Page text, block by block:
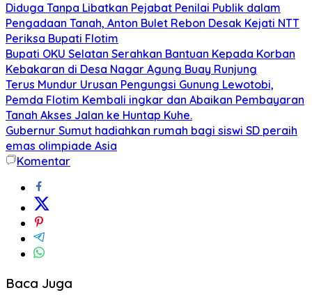
Diduga Tanpa Libatkan Pejabat Penilai Publik dalam
Pengadaan Tanah, Anton Bulet Rebon Desak Kejati NTT
Periksa Bupati Flotim
Bupati OKU Selatan Serahkan Bantuan Kepada Korban
Kebakaran di Desa Nagar Agung Buay Runjung
Terus Mundur Urusan Pengungsi Gunung Lewotobi,
Pemda Flotim Kembali ingkar dan Abaikan Pembayaran
Tanah Akses Jalan ke Huntap Kuhe.
Gubernur Sumut hadiahkan rumah bagi siswi SD peraih
emas olimpiade Asia
Komentar
Baca Juga